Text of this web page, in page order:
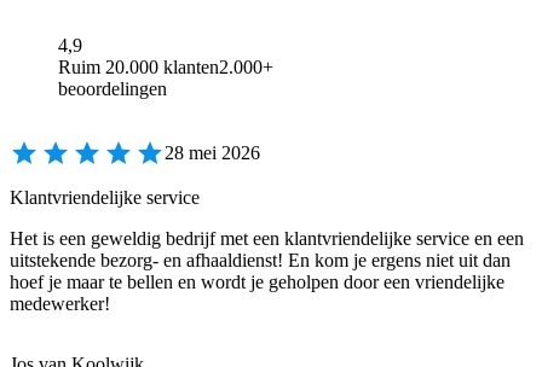
4,9
Ruim 20.000 klanten2.000+
beoordelingen
28 mei 2026
Klantvriendelijke service
Het is een geweldig bedrijf met een klantvriendelijke service en een
uitstekende bezorg- en afhaaldienst! En kom je ergens niet uit dan
hoef je maar te bellen en wordt je geholpen door een vriendelijke
medewerker!